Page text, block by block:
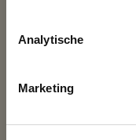
Analytische
Marketing
Die Saga